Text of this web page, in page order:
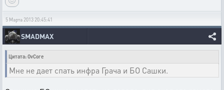
5 Марта 2013 20:45:41
SMADMAX
Цитата: OvCore
Мне не дает спать инфра Грача и БО Сашки.